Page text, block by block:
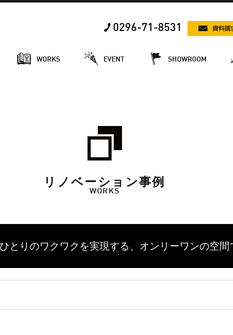
0296-71-8531
WORKS EVENT SHOWROOM
リノベーション事例
WORKS
とりのワクワクを実現する、 オンリーワンの空間